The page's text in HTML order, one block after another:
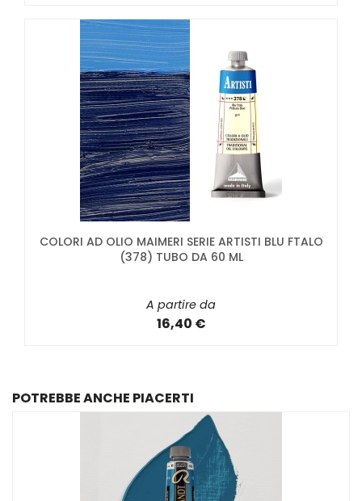
COLORI AD OLIO MAIMERI SERIE ARTISTI BLU FTALO
(378) TUBO DA 60 ML
A partire da
16,40 €
POTREBBE ANCHE PIACERTI